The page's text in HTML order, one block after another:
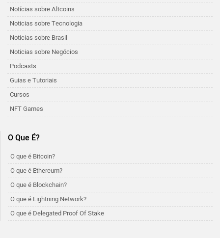
Notícias sobre Altcoins
Noticias sobre Tecnologia
Noticias sobre Brasil
Noticias sobre Negócios
Podcasts
Guias e Tutoriais
Cursos
NFT Games
O Que É?
O que é Bitcoin?
O que é Ethereum?
O que é Blockchain?
O que é Lightning Network?
O que é Delegated Proof Of Stake